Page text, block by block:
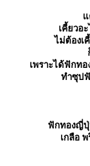
เคี้ยวอ
ไม่ต้องเ
เพราะได้ฟักท
ทำซุป
ฟักทองญี่ปุ่
เกลือ